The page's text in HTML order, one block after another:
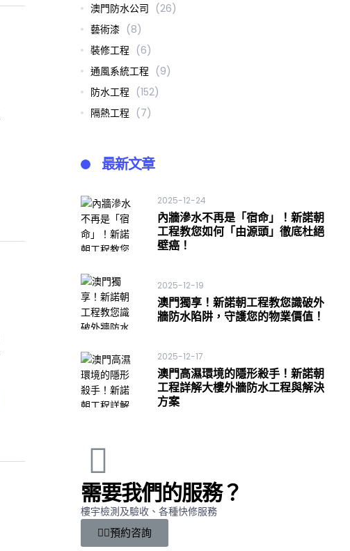
澳門防水公司 (26)
藝術漆 (8)
裝修工程 (6)
通風系統工程 (9)
防水工程 (152)
隔熱工程 (7)
最新文章
2025-12-24
內牆滲水不再是「宿命」！新諾朝
工程教您如何「由源頭」徹底杜絕
壁癌！
2025-12-19
澳門獨享！新諾朝工程教您識破外
牆防水陷阱，守護您的物業價值！
2025-12-17
澳門高濕環境的隱形殺手！新諾朝
工程詳解大樓外牆防水工程與解決
方案
需要我們的服務？
樓宇檢測及驗收、各種快修服務
預約咨詢